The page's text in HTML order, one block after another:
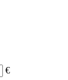
€